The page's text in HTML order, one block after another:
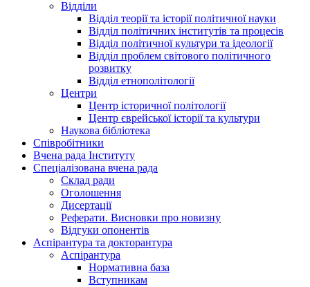
Відділи
Відділ теорії та історії політичної науки
Відділ політичних інститутів та процесів
Відділ політичної культури та ідеології
Відділ проблем світового політичного
розвитку
Відділ етнополітології
Центри
Центр історичної політології
Центр єврейської історії та культури
Наукова бібліотека
Співробітники
Вчена рада Інституту
Спеціалізована вчена рада
Склад ради
Оголошення
Дисертації
Реферати. Висновки про новизну
Відгуки опонентів
Аспірантура та докторантура
Аспірантура
Нормативна база
Вступникам